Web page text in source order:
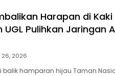
Harapan di
UGL Pulihkan Jaringan
26, 2026
balik hamparan hijau Taman